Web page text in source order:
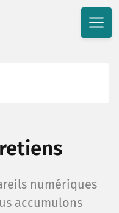
numériques
accumulons